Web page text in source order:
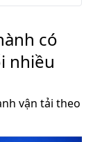
có
nhiều
vận tải theo